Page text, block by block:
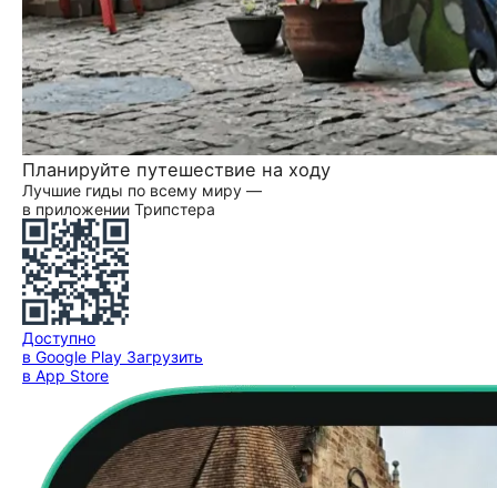
Планируйте путешествие на ходу
Лучшие гиды по всему миру —
в приложении Трипстера
Доступно
в Google Play Загрузить
в App Store